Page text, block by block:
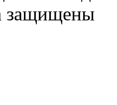
защищены